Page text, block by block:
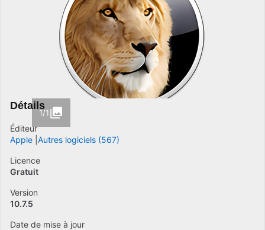
1/1
Détails
Éditeur
Apple Autres logiciels (567)
Licence
Gratuit
Version
10.7.5
Date de mise à jour